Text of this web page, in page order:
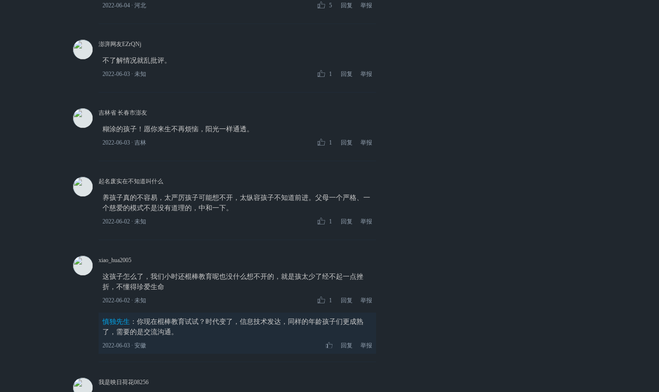
2022-06-04 ∙ 河北 5 回复 举报
澎湃网友EZrQNj
不了解情况就乱批评。
2022-06-03 ∙ 未知 1 回复 举报
吉林省 长春市澎友
糊涂的孩子！愿你来生不再烦恼，阳光一样通透。
2022-06-03 ∙ 吉林 1 回复 举报
起名废实在不知道叫什么
养孩子真的不容易，太严厉孩子可能想不开，太纵容孩子不知道前进。父母一个严格、一
个慈爱的模式不是没有道理的，中和一下。
2022-06-02 ∙ 未知 1 回复 举报
xiao_hua2005
这孩子怎么了，我们小时还棍棒教育呢也没什么想不开的，就是孩太少了经不起一点挫
折，不懂得珍爱生命
2022-06-02 ∙ 未知 1 回复 举报
慎独先生 ： 你现在棍棒教育试试？时代变了，信息技术发达，同样的年龄孩子们更成熟
了，需要的是交流沟通。
2022-06-03 ∙ 安徽 回复 举报
我是映日荷花08256